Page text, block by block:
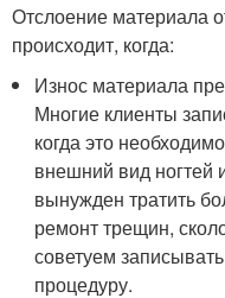
Отслоение материала
происходит, когда:
Износ материала
Многие клиенты
когда это
внешний вид ногтей
вынужден тратить
ремонт трещин,
советуем
процедуру.